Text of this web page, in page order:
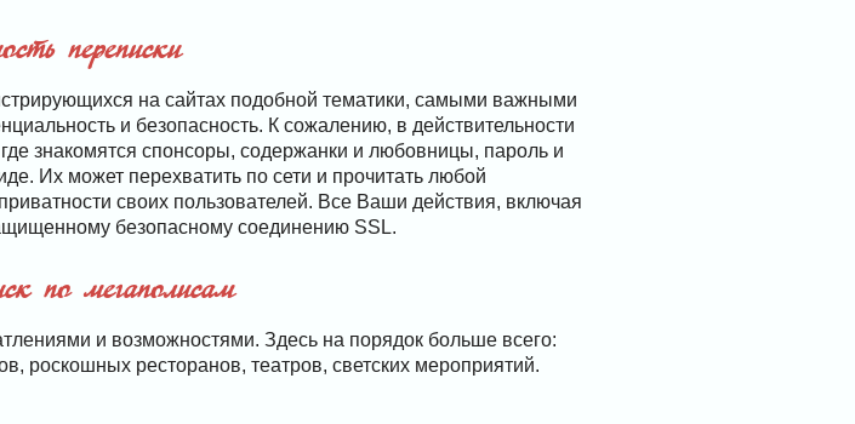
переписки
на сайтах подобной тематики, самыми важными
и безопасность. К сожалению, в действительности
знакомятся спонсоры, содержанки и любовницы, пароль и
Их может перехватить по сети и прочитать любой
своих пользователей. Все Ваши действия, включая
безопасному соединению SSL.
по мегаполисам
и возможностями. Здесь на порядок больше всего:
роскошных ресторанов, театров, светских мероприятий.